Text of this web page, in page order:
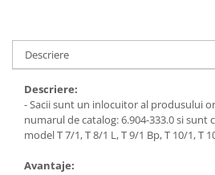
Descriere
Descriere:
- Sacii sunt un inlocuitor al produsului
numarul de catalog: 6.904-333.0 si
model T 7/1, T 8/1 L, T 9/1 Bp, T 10/1, T
Avantaje: